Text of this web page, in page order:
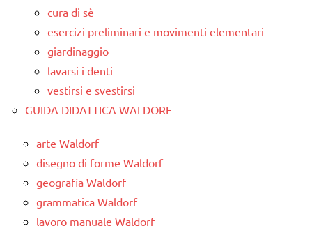
cura di sè
esercizi preliminari e movimenti elementari
giardinaggio
lavarsi i denti
vestirsi e svestirsi
GUIDA DIDATTICA WALDORF
arte Waldorf
disegno di forme Waldorf
geografia Waldorf
grammatica Waldorf
lavoro manuale Waldorf